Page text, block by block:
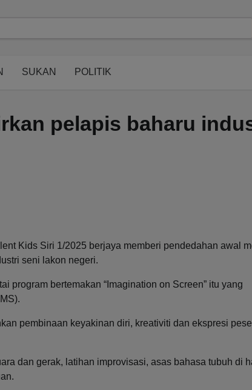
SUKAN POLITIK
pelapis baharu
Kids Siri 1/2025 berjaya memberi pendedahan awal
seni lakon negeri.
program bertemakan “Imagination on Screen” itu yang
pembinaan keyakinan diri, kreativiti dan ekspresi
dan gerak, latihan improvisasi, asas bahasa tubuh di